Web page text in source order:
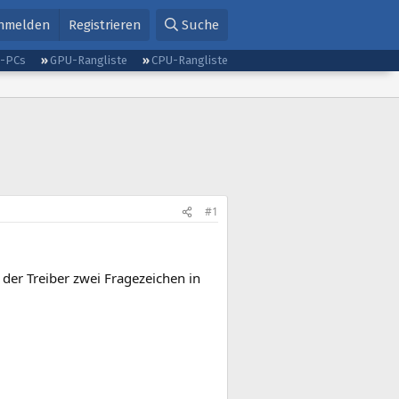
Registrieren Suche
PCs GPU-Rangliste
CPU-Rangliste
#1
Treiber zwei Fragezeichen in